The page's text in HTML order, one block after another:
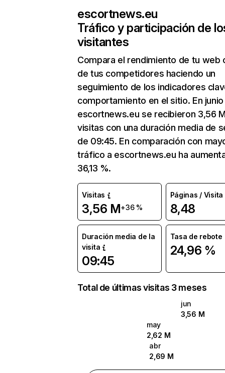
escortnews.eu
Tráfico y participación de
visitantes
Compara el rendimiento de tu web
de tus competidores haciendo un
seguimiento de los indicadores
comportamiento en el sitio. En junio
escortnews.eu se recibieron 3,56
visitas con una duración media de
de 09:45. En comparación con
tráfico a escortnews.eu ha
36,13 %.
Visitas
3,56 M+36 %
Páginas / Visita
8,48
Duración media de la
visita
09:45
Tasa de rebote
24,96 %
Total de últimas visitas 3 meses
jun
3,56 M
may
2,62 M
abr
2,69 M